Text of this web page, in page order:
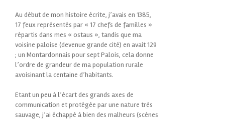
Au début de mon histoire écrite, j’avais en 1385,
17 feux représentés par « 17 chefs de familles »
répartis dans mes « ostaus », tandis que ma
voisine paloise (devenue grande cité) en avait 129
; un Montardonnais pour sept Palois, cela donne
l’ordre de grandeur de ma population rurale
avoisinant la centaine d’habitants.
Etant un peu à l’écart des grands axes de
communication et protégée par une nature très
sauvage, j’ai échappé à bien des malheurs (scènes